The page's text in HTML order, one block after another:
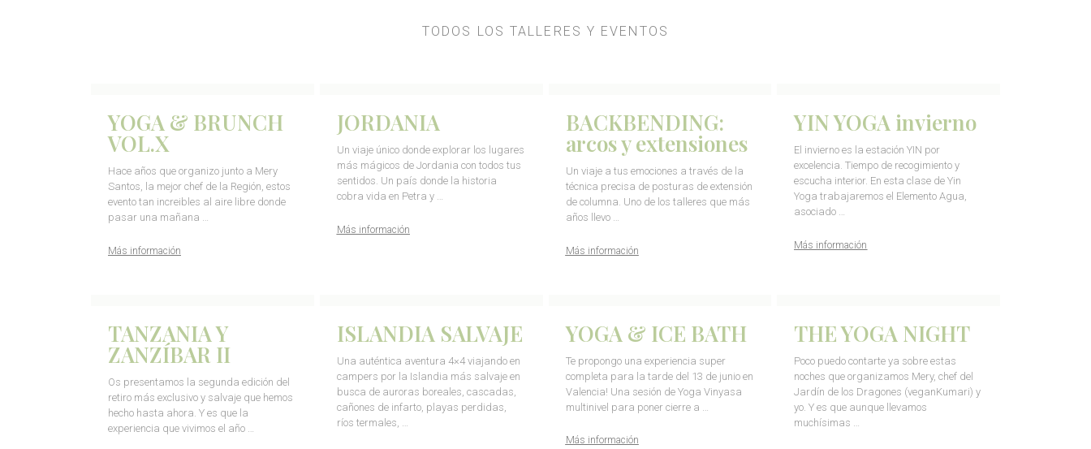
TODOS LOS TALLERES Y EVENTOS
YOGA & BRUNCH
VOL.X
Hace años que organizo junto a Mery
Santos, la mejor chef de la Región, estos
evento tan increibles al aire libre donde
pasar una mañana …
Más información
JORDANIA
Un viaje único donde explorar los lugares
más mágicos de Jordania con todos tus
sentidos. Un país donde la historia
cobra vida en Petra y …
Más información
BACKBENDING:
arcos y extensiones
Un viaje a tus emociones a través de la
técnica precisa de posturas de extensión
de columna. Uno de los talleres que más
años llevo …
Más información
YIN YOGA invierno
El invierno es la estación YIN por
excelencia. Tiempo de recogimiento y
escucha interior. En esta clase de Yin
Yoga trabajaremos el Elemento Agua,
asociado …
Más información
TANZANIA Y
ZANZÍBAR II
Os presentamos la segunda edición del
retiro más exclusivo y salvaje que hemos
hecho hasta ahora. Y es que la
experiencia que vivimos el año …
ISLANDIA SALVAJE
Una auténtica aventura 4×4 viajando en
campers por la Islandia más salvaje en
busca de auroras boreales, cascadas,
cañones de infarto, playas perdidas,
ríos termales, …
YOGA & ICE BATH
Te propongo una experiencia super
completa para la tarde del 13 de junio en
Valencia! Una sesión de Yoga Vinyasa
multinivel para poner cierre a …
Más información
THE YOGA NIGHT
Poco puedo contarte ya sobre estas
noches que organizamos Mery, chef del
Jardín de los Dragones (veganKumari) y
yo. Y es que aunque llevamos
muchísimas …